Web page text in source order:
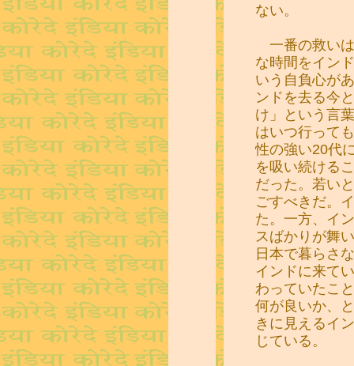
ない。
一番の救い
な時間をイン
いう自負心が
ンドを去る今
け」という言
はいつ行って
性の強い20代
を吸い続ける
だった。若い
ごすべきだ。
た。一方、イ
スばかりが舞
日本で暮らさ
インドに来て
わっていたこ
何が良いか、
きに見えるイ
じている。